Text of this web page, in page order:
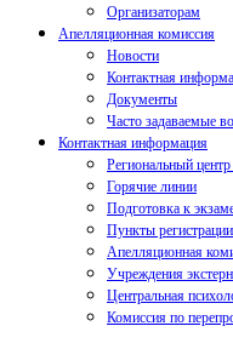
Организаторам
Апелляционная комиссия
Новости
Контактная
Документы
Часто задаваемые
Контактная информация
Региональный
Горячие линии
Подготовка к
Пункты
Апелляционная
Учреждения
Центральная
Комиссия по